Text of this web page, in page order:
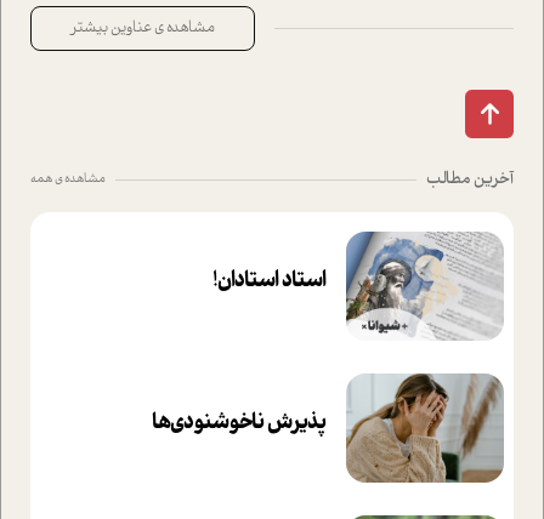
مشاهده ی عناوین بیشتر
آخرین مطالب مشاهده ی همه
استاد استادان!
پذیرش ناخوشنودی‌ها